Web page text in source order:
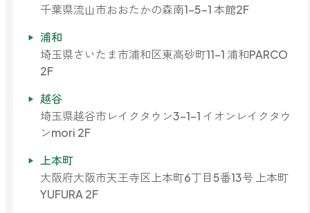
千葉県流山市おおたかの森南1-5-1 本館2F
浦和
埼玉県さいたま市浦和区東高砂町11-1 浦和PARCO
2F
越谷
埼玉県越谷市レイクタウン3-1-1 イオンレイクタウ
ンmori 2F
上本町
大阪府大阪市天王寺区上本町6丁目5番13号 上本町
YUFURA 2F